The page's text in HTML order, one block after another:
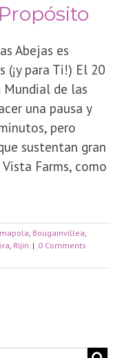
Abejas es
(¡y para Ti!) El 20
de las
una pausa y
pero
sustentan gran
Farms, como
, Bougainvillea,
, Rijin | 0 Comments